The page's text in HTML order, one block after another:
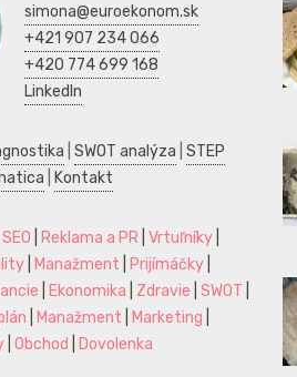
simona@euroekonom.sk
+421 907 234 066
+420 774 699 168
LinkedIn
SWOT analýza STEP
Kontakt
SEO Reklama a PR Vrtuľníky
Manažment Prijímáčky
Ekonomika Zdravie SWOT
Manažment Marketing
Obchod Dovolenka